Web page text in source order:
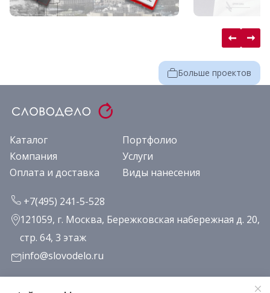
Больше проектов
Каталог
Портфолио
Компания
Услуги
Оплата и доставка
Виды нанесения
+7(495) 241-5-528
121059, г. Москва, Бережковская набережная д. 20,
стр. 64, 3 этаж
info@slovodelo.ru